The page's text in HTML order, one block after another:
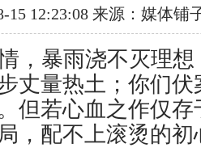
15 12:23:08 来源：媒体铺
，暴雨浇不灭理
丈量热土；你们
但若心血之作仅
配不上滚烫的初